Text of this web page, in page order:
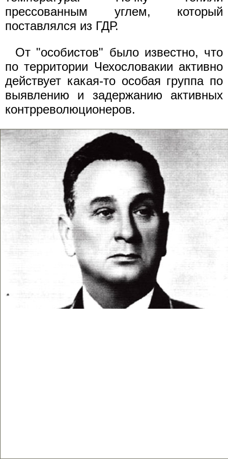
прессованным углем, который
поставлялся из ГДР.
От "особистов" было известно, что
по территории Чехословакии активно
действует какая-то особая группа по
выявлению и задержанию активных
контрреволюционеров.